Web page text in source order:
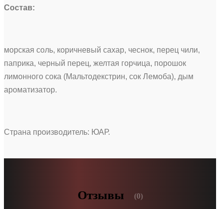
Состав:
морская соль, коричневый сахар, чеснок, перец чили,
паприка, черный перец, желтая горчица, порошок
лимонного сока (Мальтодекстрин, сок Лемоба), дым
ароматизатор.
Страна производитель: ЮАР.
Отзывы (0)